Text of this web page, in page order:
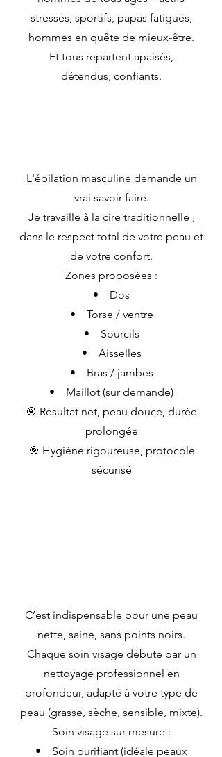
stressés, sportifs, papas fatigués,
hommes en quête de mieux-être.
Et tous repartent apaisés,
détendus, confiants.
L'épilation masculine demande un
vrai savoir-faire.
Je travaille à la cire traditionnelle ,
dans le respect total de votre peau et
de votre confort.
Zones proposées :
• Dos
• Torse / ventre
• Sourcils
• Aisselles
• Bras / jambes
• Maillot (sur demande)
🎯 Résultat net, peau douce, durée
prolongée
🎯 Hygiène rigoureuse, protocole
sécurisé
C’est indispensable pour une peau
nette, saine, sans points noirs.
Chaque soin visage débute par un
nettoyage professionnel en
profondeur, adapté à votre type de
peau (grasse, sèche, sensible, mixte).
Soin visage sur-mesure :
• Soin purifiant (idéale peaux